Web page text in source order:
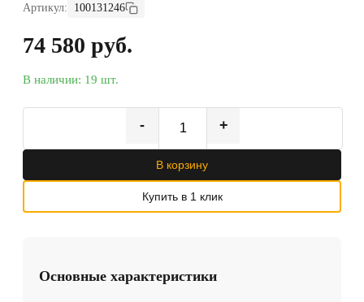
Артикул: 100131246
74 580 руб.
В наличии: 19 шт.
- +
В корзину
Купить в 1 клик
Основные характеристики